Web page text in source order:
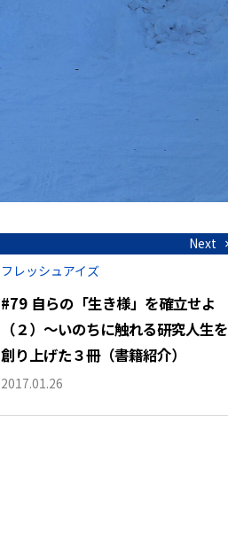
Next
フレッシュアイズ
#79 自らの「生き様」を確立せよ
（２）～いのちに触れる研究人生を
創り上げた３冊（書籍紹介）
2017.01.26